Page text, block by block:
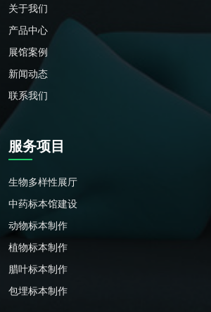
关于我们
产品中心
展馆案例
新闻动态
联系我们
服务项目
生物多样性展厅
中药标本馆建设
动物标本制作
植物标本制作
腊叶标本制作
包埋标本制作